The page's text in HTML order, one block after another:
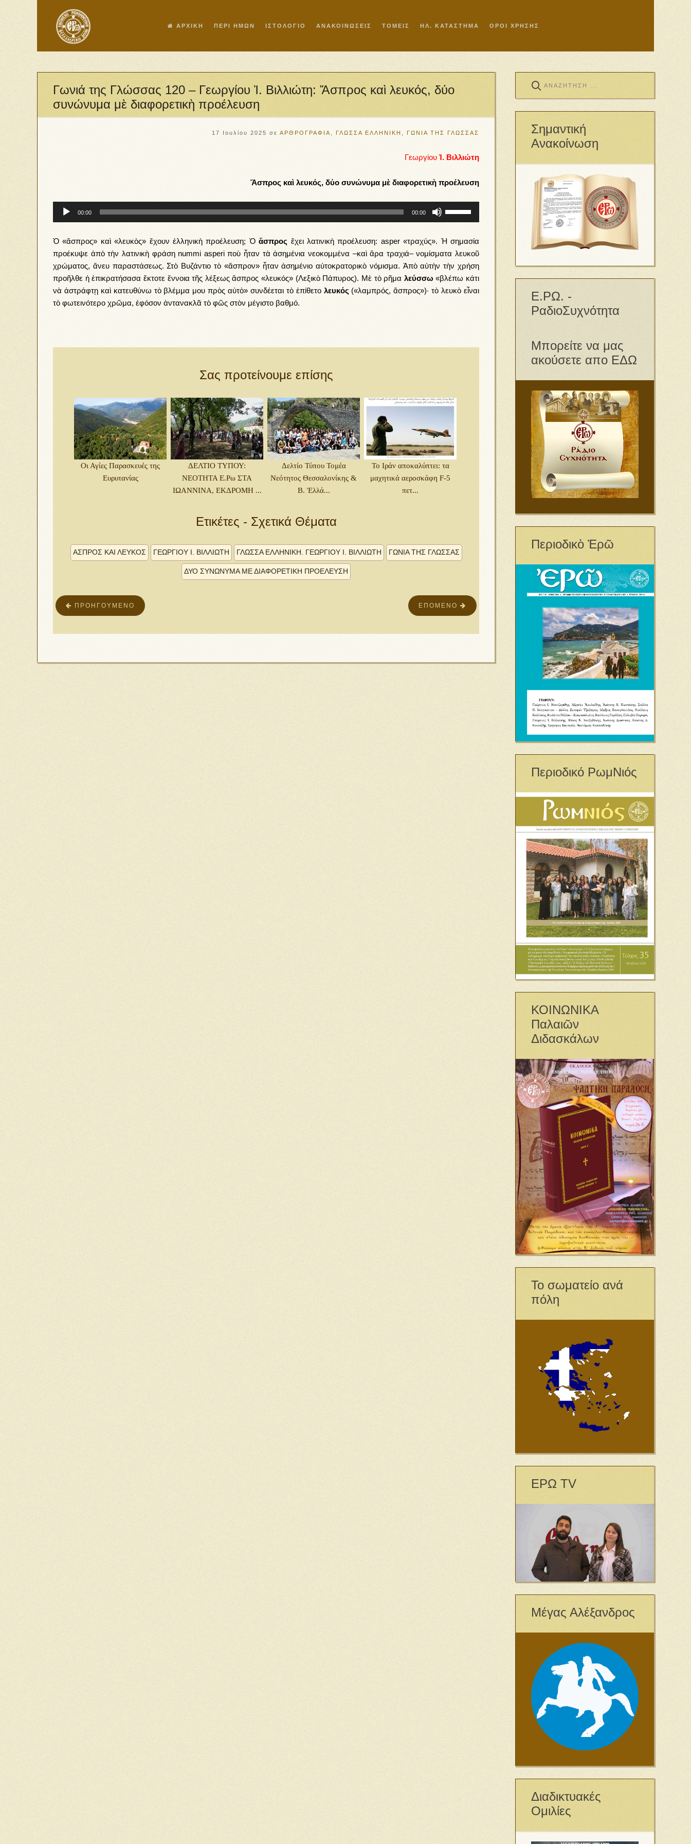
ΑΡΧΙΚΗ ΠΕΡΙ ΗΜΩΝ ΙΣΤΟΛΟΓΙΟ ΑΝΑΚΟΙΝΩΣΕΙΣ ΤΟΜΕΙΣ ΗΛ. ΚΑΤΑΣΤΗΜΑ ΟΡΟΙ ΧΡΗΣΗΣ
Γωνιά της Γλώσσας 120 – Γεωργίου Ἰ. Βιλλιώτη: Ἄσπρος καὶ λευκός, δύο
συνώνυμα μὲ διαφορετικὴ προέλευση
17 Ιουλίου 2025 σε ΑΡΘΡΟΓΡΑΦΙΑ ΓΛΩΣΣΑ ΕΛΛΗΝΙΚΗ ΓΩΝΙΑ ΤΗΣ ΓΛΩΣΣΑΣ
Γεωργίου Ἰ. Βιλλιώτη
Ἄσπρος καὶ λευκός, δύο συνώνυμα μὲ διαφορετικὴ προέλευση
Πρόγραμμα
00:00 00:00
Πάνω/
Κάτω
βέλος
για
να
Ὁ «ἄσπρος» καὶ «λευκὸς» ἔχουν ἑλληνικὴ προέλευση; Ὁἄσπρος ἔχει λατινικὴ προέλευση: asper «τραχύς». Ἡ σημασία
προέκυψε ἀπὸ τὴν λατινικὴ φράση nummi asperi ποὺ ἦταν τὰ ἀσημένια νεοκομμένα –καὶ ἄρα τραχιά– νομίσματα λευκοῦ
χρώματος, ἄνευ παραστάσεως. Στὸ Βυζάντιο τὸ «ἄσπρον» ἦταν ἀσημένιο αὐτοκρατορικὸ νόμισμα. Ἀπὸ αὐτὴν τὴν χρήση
προῆλθε ἡ ἐπικρατήσασα ἔκτοτε ἔννοια τῆς λέξεως ἄσπρος «λευκός» (Λεξικὸ Πάπυρος). Μὲ τὸ ρῆμα λεύσσω«βλέπω κάτι
νὰ ἀστράφτῃ καὶ κατευθύνω τὸ βλέμμα μου πρὸς αὐτὸ» συνδέεται τὸ ἐπίθετο λευκός («λαμπρός, ἄσπρος»)· τὸ λευκὸ εἶναι
τὸ φωτεινότερο χρῶμα, ἐφόσον ἀντανακλᾶ τὸ φῶς στὸν μέγιστο βαθμό.
Σας προτείνουμε επίσης
Oι Αγίες Παρασκευές της
Ευρυτανίας
ΔΕΛΤΙΟ ΤΥΠΟΥ:
ΝΕΟΤΗΤΑ Ε.Ρω ΣΤΑ
ΙΩΑΝΝΙΝΑ, ΕΚΔΡΟΜΗ ...
Δελτίο Τύπου Τομέα
Νεότητος Θεσσαλονίκης &
Β. Ἑλλά...
Το Ιράν αποκαλύπτει: τα
μαχητικά αεροσκάφη F-5
πετ...
Ετικέτες - Σχετικά Θέματα
ἌΣΠΡΟΣ ΚΑῚ ΛΕΥΚΌΣ ΓΕΩΡΓΊΟΥ Ἰ. ΒΙΛΛΙΏΤΗ ΓΛΩΣΣΑ ΕΛΛΗΝΙΚΗ. ΓΕΩΡΓΊΟΥ Ἰ. ΒΙΛΛΙΏΤΗ ΓΩΝΙΑ ΤΗΣ ΓΛΩΣΣΑΣ
ΔΎΟ ΣΥΝΏΝΥΜΑ ΜῈ ΔΙΑΦΟΡΕΤΙΚῊ ΠΡΟΈΛΕΥΣΗ
ΕΠΌΜΕΝΟ
ΠΡΟΗΓΟΎΜΕΝΟ
Σημαντική
Ανακοίνωση
Ε.ΡΩ. -
ΡαδιοΣυχνότητα
Μπορείτε να μας
ακούσετε απο ΕΔΩ
Περιοδικὸ Ἐρῶ
Περιοδικό ΡωμΝιός
ΚΟΙΝΩΝΙΚΑ
Παλαιῶν
Διδασκάλων
Το σωματείο ανά
πόλη
ΕΡΩ TV
Μέγας Αλέξανδρος
Διαδικτυακές
Ομιλίες